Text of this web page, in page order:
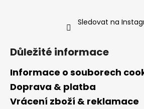
Sledovat na
Důležité informace
Informace o souborech
Doprava & platba
Vrácení zboží & reklamace